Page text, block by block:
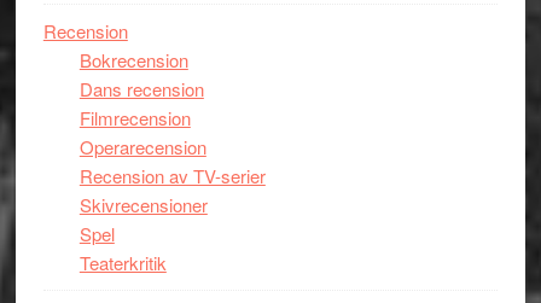
Recension
Bokrecension
Dans recension
Filmrecension
Operarecension
Recension av TV-serier
Skivrecensioner
Spel
Teaterkritik